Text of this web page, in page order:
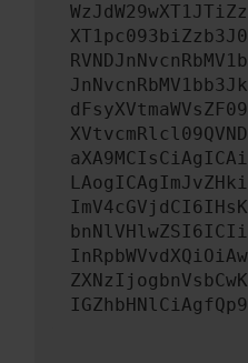
IGZhbHNlCiAgfQp9